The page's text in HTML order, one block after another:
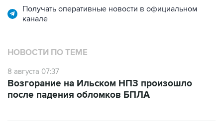
НОВОСТИ ПО ТЕМЕ
8 августа 07:37
после падения обломков БПЛА